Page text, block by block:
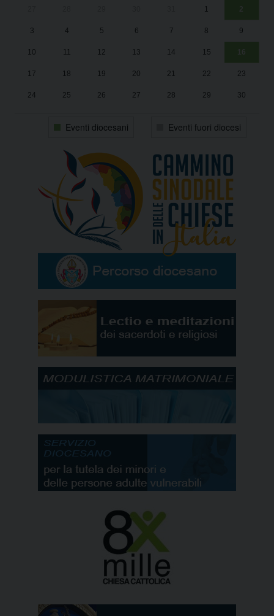
1 2
3 4 5 6 7 8 9
10 11 12 13 14 15 16
17 18 19 20 21 22 23
24 25 26 27 28 29 30
Eventi diocesani Eventi fuori diocesi